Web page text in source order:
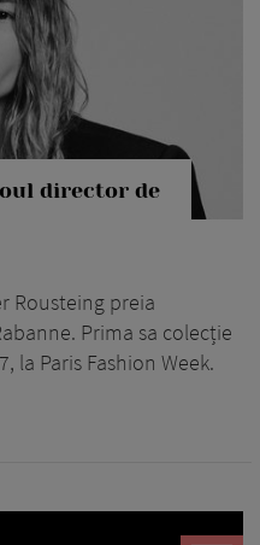
director de
Rousteing preia
Prima sa colecție
la Paris Fashion Week.